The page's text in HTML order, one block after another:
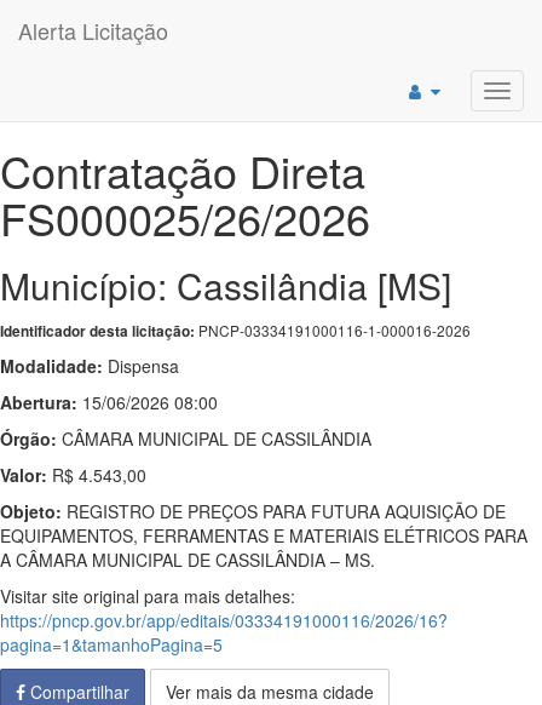
Alerta Licitação
Contratação Direta
FS000025/26/2026
Município: Cassilândia [MS]
Identificador desta licitação: PNCP-03334191000116-1-000016-2026
Modalidade: Dispensa
Abertura: 15/06/2026 08:00
Órgão: CÂMARA MUNICIPAL DE CASSILÂNDIA
Valor: R$ 4.543,00
Objeto: REGISTRO DE PREÇOS PARA FUTURA AQUISIÇÃO DE
EQUIPAMENTOS, FERRAMENTAS E MATERIAIS ELÉTRICOS PARA
A CÂMARA MUNICIPAL DE CASSILÂNDIA – MS.
Visitar site original para mais detalhes:
https://pncp.gov.br/app/editais/03334191000116/2026/16?
pagina=1&tamanhoPagina=5
Compartilhar
Ver mais da mesma cidade